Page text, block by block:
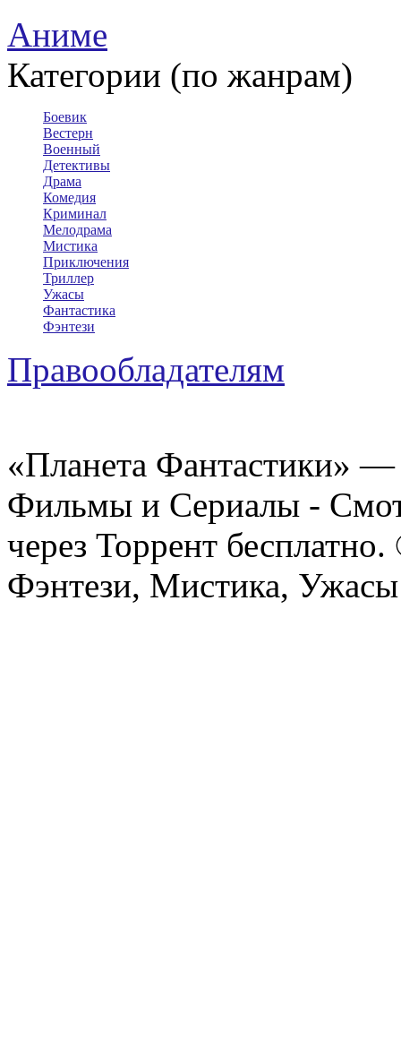
Аниме
Категории (по жанрам)
Боевик
Вестерн
Военный
Детективы
Драма
Комедия
Криминал
Мелодрама
Мистика
Приключения
Триллер
Ужасы
Фантастика
Фэнтези
Правообладателям
«Планета Фантастики»
Фильмы и Сериалы -
через Торрент
Фэнтези, Мистика,